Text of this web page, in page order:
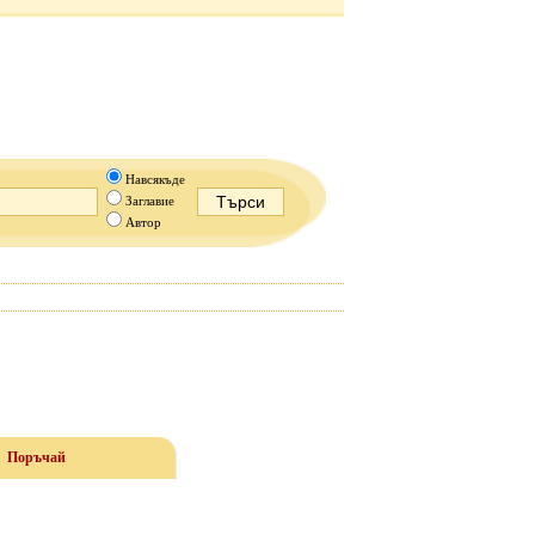
Навсякъде
Заглавие
Автор
Поръчай